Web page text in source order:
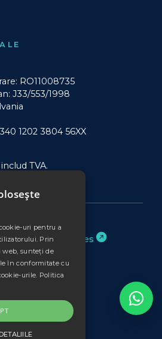
RO11008735
J33/553/1998
1202 3804 56XX
TVA.
deBinary Services
uri pentru a
Prin
web, sunteți de
în conformitate cu
urile. Politica